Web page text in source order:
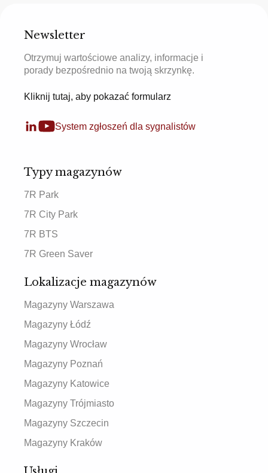
Newsletter
Otrzymuj wartościowe analizy, informacje i
porady bezpośrednio na twoją skrzynkę.
Kliknij tutaj, aby pokazać formularz
System zgłoszeń dla sygnalistów
Typy magazynów
7R Park
7R City Park
7R BTS
7R Green Saver
Lokalizacje magazynów
Magazyny Warszawa
Magazyny Łódź
Magazyny Wrocław
Magazyny Poznań
Magazyny Katowice
Magazyny Trójmiasto
Magazyny Szczecin
Magazyny Kraków